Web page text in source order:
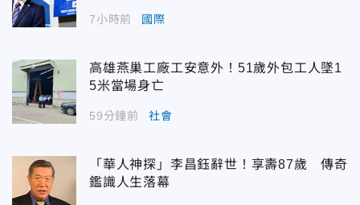
7小時前 國際
高雄燕巢工廠工安意外！51歲外包工人墜1
5米當場身亡
59分鐘前 社會
「華人神探」李昌鈺辭世！享壽87歲 傳奇
鑑識人生落幕